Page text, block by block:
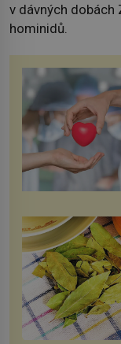
v dávných dobách
hominidů.